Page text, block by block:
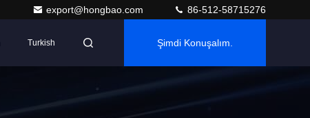
export@hongbao.com 86-512-58715276
Turkish Şimdi Konuşalım.